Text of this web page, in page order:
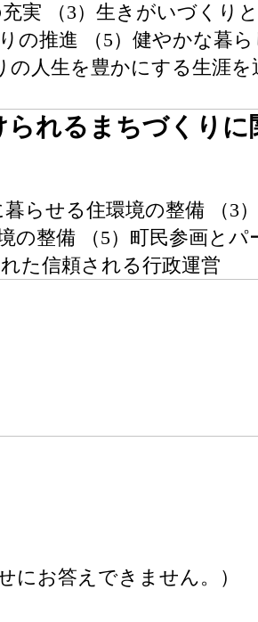
実 （3）生きがいづくり
の推進 （5）健やかな暮ら
の人生を豊かにする生涯を
れるまちづくりに
らせる住環境の整備 （3
の整備 （5）町民参画とパ
た信頼される行政運営
にお答えできません。）